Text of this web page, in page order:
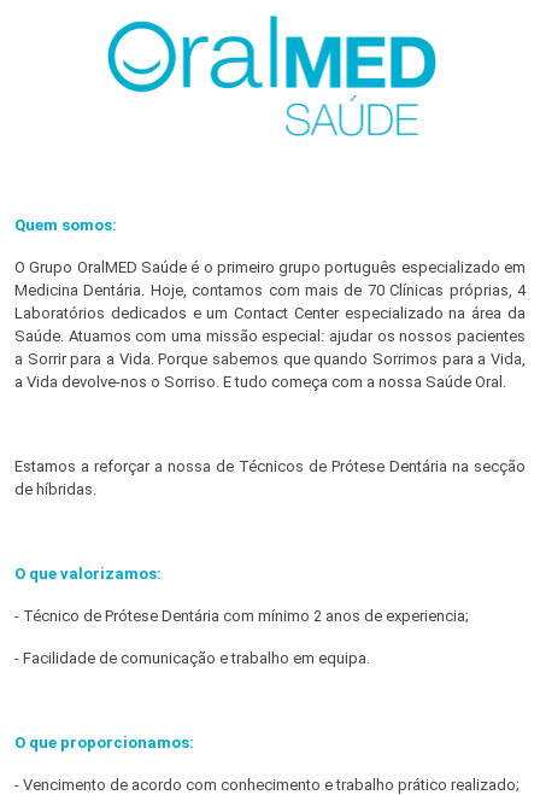
Quem somos:
O Grupo OralMED Saúde é o primeiro grupo português especializado em
Medicina Dentária. Hoje, contamos com mais de 70 Clínicas próprias, 4
Laboratórios dedicados e um Contact Center especializado na área da
Saúde. Atuamos com uma missão especial: ajudar os nossos pacientes
a Sorrir para a Vida. Porque sabemos que quando Sorrimos para a Vida,
a Vida devolve-nos o Sorriso. E tudo começa com a nossa Saúde Oral.
Estamos a reforçar a nossa de Técnicos de Prótese Dentária na secção
de híbridas.
O que valorizamos:
- Técnico de Prótese Dentária com mínimo 2 anos de experiencia;
- Facilidade de comunicação e trabalho em equipa.
O que proporcionamos:
- Vencimento de acordo com conhecimento e trabalho prático realizado;